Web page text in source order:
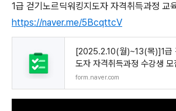
1급 걷기노르딕워킹지도자 자격취득과정 교
https://naver.me/5BcqttcV
[2025.2.10(월)~13(목)]1급
도자 자격취득과정 수강생 모
form.naver.com